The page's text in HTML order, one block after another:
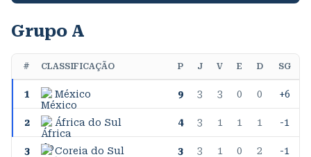
Grupo A
# CLASSIFICAÇÃO P J V E D SG
1 México 9 3 3 0 0 +6
2 África do Sul 4 3 1 1 1 -1
3 Coreia do Sul 3 3 1 0 2 -1